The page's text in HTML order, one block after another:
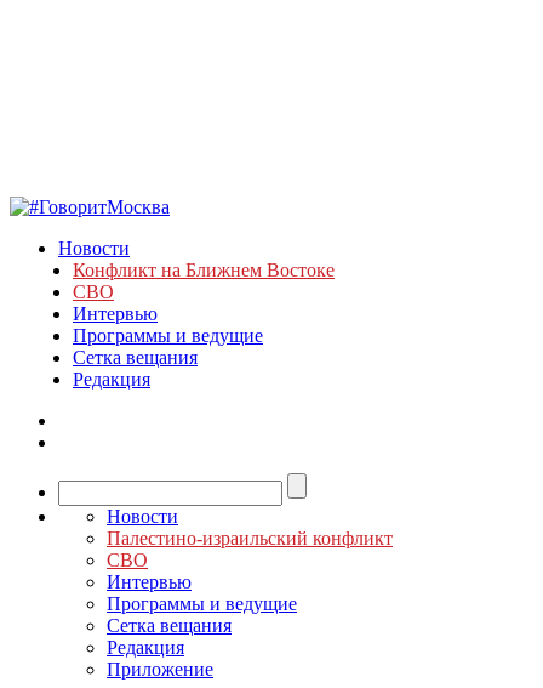
Новости
Конфликт на Ближнем Востоке
СВО
Интервью
Программы и ведущие
Сетка вещания
Редакция
Новости
Палестино-израильский конфликт
СВО
Интервью
Программы и ведущие
Сетка вещания
Редакция
Приложение